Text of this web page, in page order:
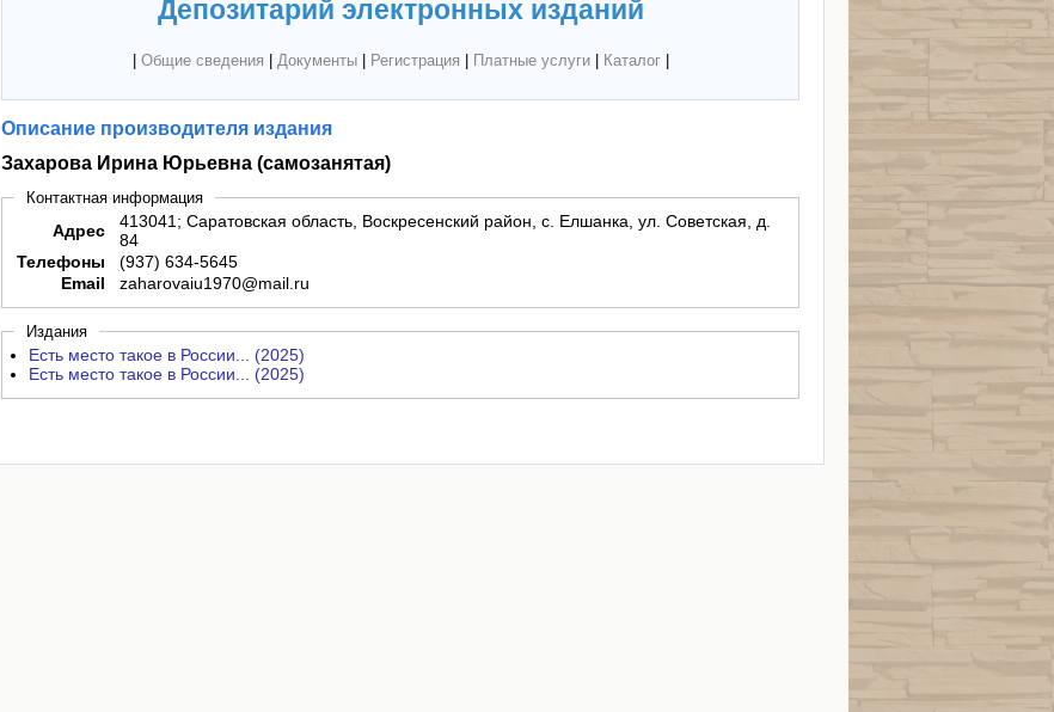
Депозитарий электронных изданий
Общие сведения Документы| Регистрация Платные услуги| Каталог|
Описание производителя издания
Захарова Ирина Юрьевна (самозанятая)
Контактная информация
Адрес
413041; Саратовская область, Воскресенский район, с. Елшанка, ул. Советская, д.
84
Телефоны
(937) 634-5645
Email
zaharovaiu1970@mail.ru
Издания
Есть место такое в России... (2025)
Есть место такое в России... (2025)